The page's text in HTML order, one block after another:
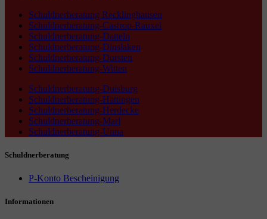
Schuldnerberatung Recklinghausen
Schuldnerberatung-Castrop-Rauxel
Schuldnerberatung-Datteln
Schuldnerberatung-Dinslaken
Schuldnerberatung-Dorsten
Schuldnerberatung-Witten
Schuldnerberatung-Duisburg
Schuldnerberatung-Hattingen
Schuldnerberatung-Herdecke
Schuldnerberatung-Marl
Schuldnerberatung-Unna
Schuldnerberatung
P-Konto Bescheinigung
Informationen